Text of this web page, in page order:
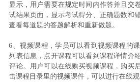
显示，用户需要在规定时间内作答并且交
试结果页面，显示考试得分、正确题数和
查看每道题的答题解析和重新做题。
6、视频课程，学员可以看到视频课程的
列表信息，点开课程可以看到课程详情介
评论。用户可以在线购买视频课程，购买
击课程目录里的视频课件，可以进行在线观